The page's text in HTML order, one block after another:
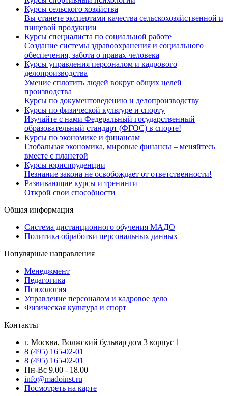
Курсы сельского хозяйства
Вы станете экспертами качества сельскохозяйственной и
пищевой продукции
Курсы специалиста по социальной работе
Создание системы здравоохранения и социального
обеспечения, забота о правах человека
Курсы управления персоналом и кадрового
делопроизводства
Умение сплотить людей вокруг общих целей
производства
Курсы по документоведению и делопроизводству
Курсы по физической культуре и спорту
Изучайте с нами Федеральный государственный
образовательный стандарт (ФГОС) в спорте!
Курсы по экономике и финансам
Глобальная экономика, мировые финансы – меняйтесь
вместе с планетой
Курсы юриспруденции
Незнание закона не освобождает от ответственности!
Развивающие курсы и тренинги
Открой свои способности
Общая информация
Система дистанционного обучения МАДО
Политика обработки персональных данных
Популярные направления
Менеджмент
Педагогика
Психология
Управление персоналом и кадровое дело
Физическая культура и спорт
Контакты
г. Москва, Волжский бульвар дом 3 корпус 1
8 (495) 165-02-01
8 (495) 165-02-01
Пн-Вс 9.00 - 18.00
info@madoinst.ru
Посмотреть на карте